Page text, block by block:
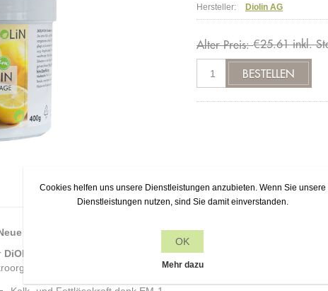
Hersteller: Diolin AG
Alter Preis: €25.61 inkl.
Etikette - selber Inhalt <-
DiOLiN EM Putzstein
reinigt verschmutzte, glatte Oberflächen. Die
aktiviert. Der DiOLiN EM Putzstein reinigt, pflegt, poliert
Cookies helfen uns unsere Dienstleistungen anzubieten. Wenn Sie unsere
Dienstleistungen nutzen, sind Sie damit einverstanden.
OK
Mehr dazu